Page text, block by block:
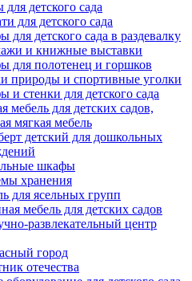
детского сада
для детского сада
для детского сада в раздевалку
и книжные выставки
для полотенец и горшков
природы и спортивные уголки
и стенки для детского сада
мебель для детских садов,
мягкая мебель
детский для дошкольных
шкафы
хранения
для ясельных групп
мебель для детских садов
развлекательный центр
город
отечества